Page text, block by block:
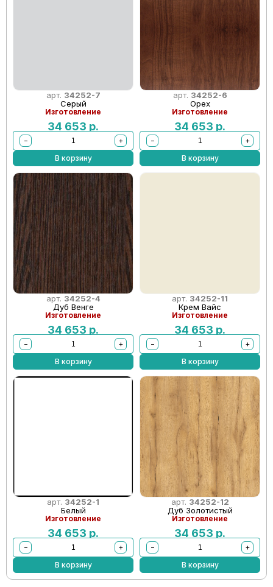
арт. 34252-7
Серый
Изготовление
34 653 р.
−
+
В корзину
арт. 34252-6
Орех
Изготовление
34 653 р.
−
+
В корзину
арт. 34252-4
Дуб Венге
Изготовление
34 653 р.
−
+
В корзину
арт. 34252-11
Крем Вайс
Изготовление
34 653 р.
−
+
В корзину
арт. 34252-1
Белый
Изготовление
34 653 р.
−
+
В корзину
арт. 34252-12
Дуб Золотистый
Изготовление
34 653 р.
−
+
В корзину